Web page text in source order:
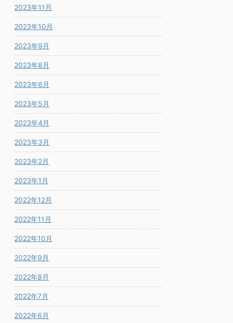
2023年11月
2023年10月
2023年9月
2023年8月
2023年6月
2023年5月
2023年4月
2023年3月
2023年2月
2023年1月
2022年12月
2022年11月
2022年10月
2022年9月
2022年8月
2022年7月
2022年6月